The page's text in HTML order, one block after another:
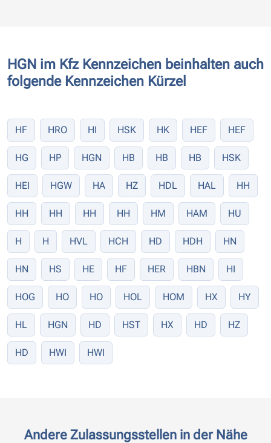
HGN im Kfz Kennzeichen beinhalten auch
folgende Kennzeichen Kürzel
HF HRO HI HSK HK HEF HEF
HG HP HGN HB HB HB HSK
HEI HGW HA HZ HDL HAL HH
HH HH HH HH HM HAM HU
H H HVL HCH HD HDH HN
HN HS HE HF HER HBN HI
HOG HO HO HOL HOM HX HY
HL HGN HD HST HX HD HZ
HD HWI HWI
Andere Zulassungsstellen in der Nähe